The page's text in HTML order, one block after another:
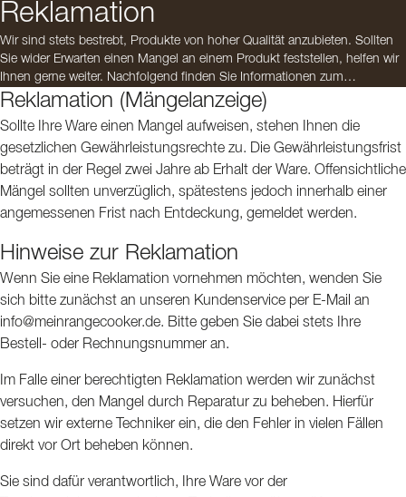
Reklamation
Wir sind stets bestrebt, Produkte von hoher Qualität anzubieten. Sollten
Sie wider Erwarten einen Mangel an einem Produkt feststellen, helfen wir
Ihnen gerne weiter. Nachfolgend finden Sie Informationen zum
Reklamationsprozess sowie zu den Angaben, die wir benötigen, um Ihr
Anliegen bestmöglich bearbeiten zu können.
Reklamation (Mängelanzeige)
Sollte Ihre Ware einen Mangel aufweisen, stehen Ihnen die
gesetzlichen Gewährleistungsrechte zu. Die Gewährleistungsfrist
beträgt in der Regel zwei Jahre ab Erhalt der Ware. Offensichtliche
Mängel sollten unverzüglich, spätestens jedoch innerhalb einer
angemessenen Frist nach Entdeckung, gemeldet werden.
Hinweise zur Reklamation
Wenn Sie eine Reklamation vornehmen möchten, wenden Sie
sich bitte zunächst an unseren Kundenservice per E-Mail an
info@meinrangecooker.de. Bitte geben Sie dabei stets Ihre
Bestell- oder Rechnungsnummer an.
Im Falle einer berechtigten Reklamation werden wir zunächst
versuchen, den Mangel durch Reparatur zu beheben. Hierfür
setzen wir externe Techniker ein, die den Fehler in vielen Fällen
direkt vor Ort beheben können.
Sie sind dafür verantwortlich, Ihre Ware vor der